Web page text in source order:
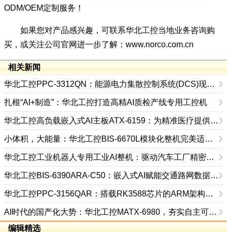
ODM/OEM定制服务！
如果您对产品感兴趣，可联系华北工控当地业务咨询购
买，或关注公司官网进一步了解： www.norco.com.cn
相关新闻
华北工控PPC-3312QN：能源电力集散控制系统(DCS)现场控制界面的理想选择
扎根“AI+制造”：华北工控打造高精AI质检产线专用工控机
华北工控高负载嵌入式AI主板ATX-6159：为精准医疗提供硬驱力
小体积，大能量：华北工控BIS-6670L模块化整机完美适配边缘AI场景
华北工控工业机器人专用工业AI整机：驱动汽车工厂精密焊接作业
华北工控BIS-6390ARA-C50：嵌入式AI赋能交通路网数据可视化
华北工控PPC-3156QAR：搭载RK3588芯片的ARM架构工业级AI平板电脑
AI时代的国产化大势：华北工控MATX-6980，夯实自主可控算力底座
编辑精选